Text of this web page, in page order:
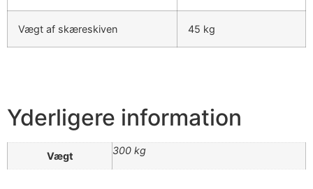
Vægt af skæreskiven 45 kg
Yderligere information
Vægt 300 kg